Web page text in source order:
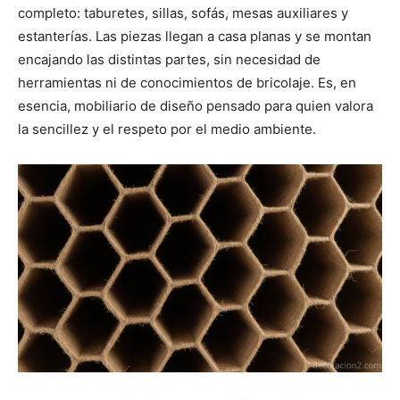
completo: taburetes, sillas, sofás, mesas auxiliares y
estanterías. Las piezas llegan a casa planas y se montan
encajando las distintas partes, sin necesidad de
herramientas ni de conocimientos de bricolaje. Es, en
esencia, mobiliario de diseño pensado para quien valora
la sencillez y el respeto por el medio ambiente.